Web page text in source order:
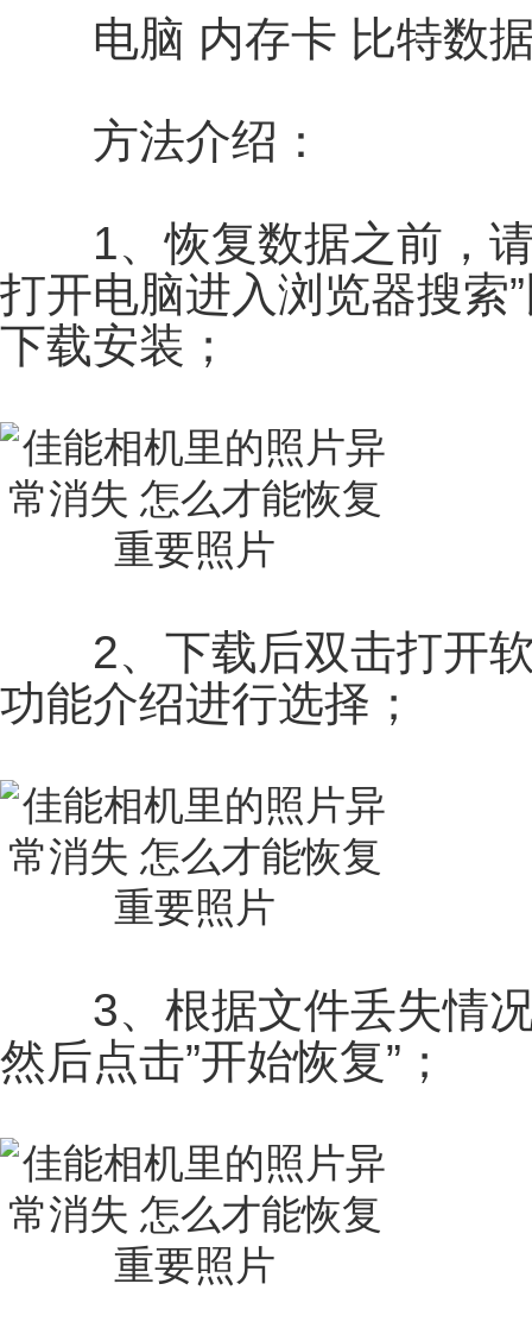
电脑 内存卡 比特数据
方法介绍：
1、恢复数据之前，请
打开电脑进入浏览器搜索
下载安装；
2、下载后双击打开软
功能介绍进行选择；
3、根据文件丢失情况
然后点击”开始恢复”；